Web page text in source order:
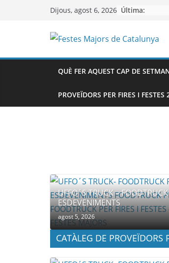
Dijous, agost 6, 2026 Última:
QUÈ FER AQUEST CAP DE
PROVEÏDORS PER FIRES I FESTES
UFFO´S TRUCK –
ESDEVENIMENTS
agost 5, 2026
CATÀLEG DE PROVEÏDORS